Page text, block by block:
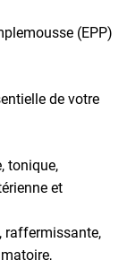
(EPP)
de votre
tonique,
et
raffermissante,